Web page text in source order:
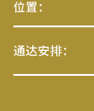
位置：
通达安排：